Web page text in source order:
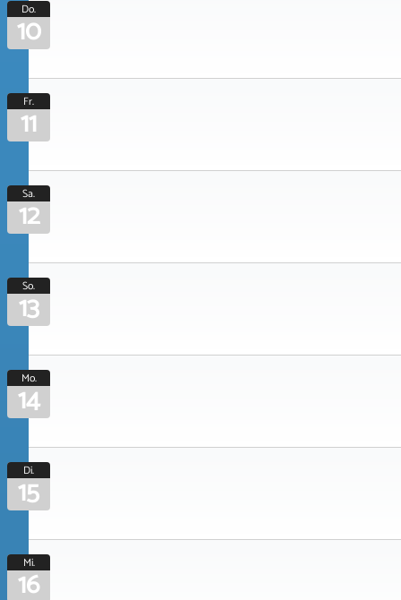
Do.
10
Fr.
11
Sa.
12
So.
13
Mo.
14
Di.
15
Mi.
16